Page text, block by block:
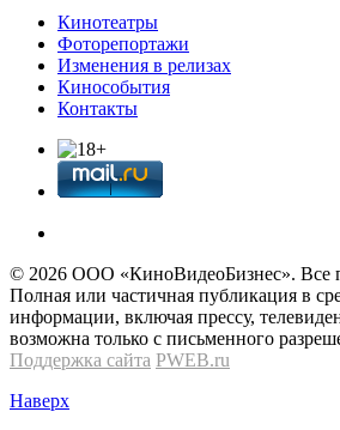
Кинотеатры
Фоторепортажи
Изменения в релизах
Кинособытия
Контакты
© 2026 OOО «КиноВидеоБизнес». Все
Полная или частичная публикация в
информации, включая прессу,
возможна только с письменного
Поддержка сайта PWEB.ru
Наверх